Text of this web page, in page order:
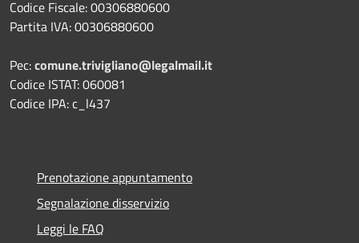
Codice Fiscale: 00306880600
Partita IVA: 00306880600
Pec:comune.trivigliano@legalmail.it
Codice ISTAT: 060081
Codice IPA: c_l437
Prenotazione appuntamento
Segnalazione disservizio
Leggi le FAQ